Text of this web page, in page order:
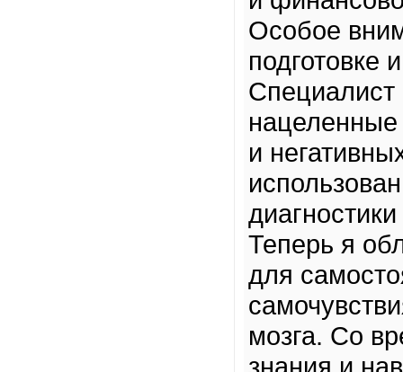
Особое
подготовке
Специалист
и
Теперь я
для
мозга. Со